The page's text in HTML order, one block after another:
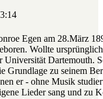
Egen am 28.März
Wollte
Universität Dartemouth.
Grundlage zu seinem
er - ohne Musik
Lieder sang und zu